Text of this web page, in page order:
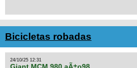
Bicicletas robadas
24/10/25 12:31
Giant MCM 980 aÃ±o98